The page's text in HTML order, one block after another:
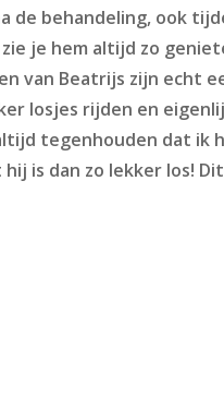
de behandeling, ook
je hem altijd zo
van Beatrijs zijn echt
losjes rijden en
tegenhouden dat ik
is dan zo lekker los!